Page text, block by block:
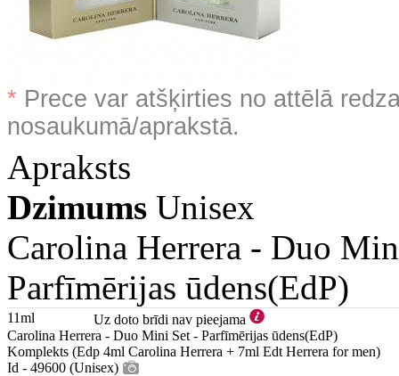
* Prece var atšķirties no attēlā
nosaukumā/aprakstā.
Apraksts
Dzimums Unisex
Carolina Herrera - Duo
Parfīmērijas ūdens(EdP)
11ml
Uz doto brīdi nav pieejama
Carolina Herrera - Duo Mini Set - Parfīmērijas ūdens(EdP)
Komplekts (Edp 4ml Carolina Herrera + 7ml Edt Herrera for men)
Id - 49600 (Unisex)